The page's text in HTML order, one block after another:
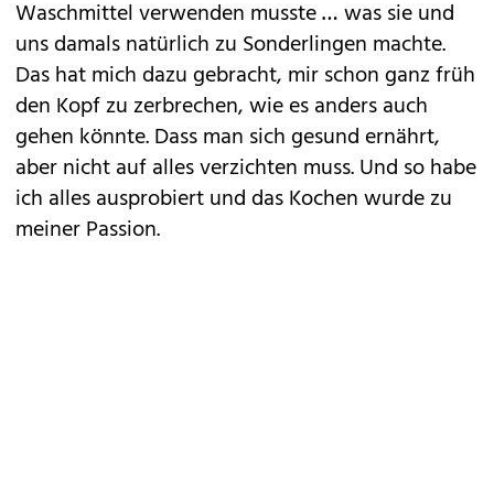
Waschmittel verwenden musste … was sie und
uns damals natürlich zu Sonderlingen machte.
Das hat mich dazu gebracht, mir schon ganz früh
den Kopf zu zerbrechen, wie es anders auch
gehen könnte. Dass man sich gesund ernährt,
aber nicht auf alles verzichten muss. Und so habe
ich alles ausprobiert und das Kochen wurde zu
meiner Passion.